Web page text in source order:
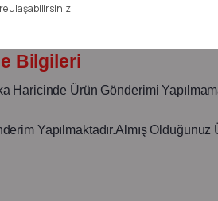
Bilgileri
Haricinde Ürün Gönderimi
Yapılmaktadır.Almış
ulaşabilirsiniz.